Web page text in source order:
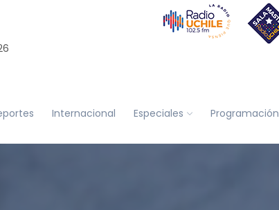
Internacional Especiales Programación